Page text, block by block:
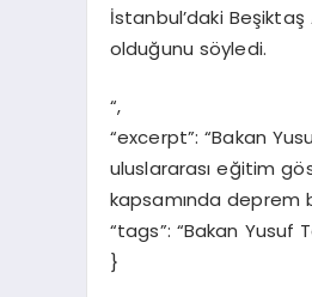
İstanbul’daki
olduğunu söyledi.
“,
“excerpt”: “Bakan
uluslararası eğitim
kapsamında deprem
“tags”: “Bakan Yusuf
}